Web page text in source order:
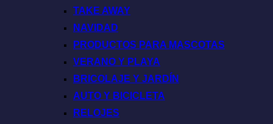
TAKE AWAY
NAVIDAD
PRODUCTOS PARA MASCOTAS
VERANO Y PLAYA
BRICOLAJE Y JARDÍN
AUTO Y BICICLETA
RELOJES